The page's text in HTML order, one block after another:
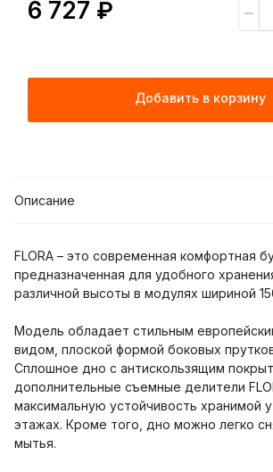
6 727 ₽
Добавить в корзину
Описание
FLORA – это современная комфортная
предназначенная для удобного
различной высоты в модулях шириной
Модель обладает стильным
видом, плоской формой боковых
Сплошное дно с антискользящим
дополнительные съемные делители
максимальную устойчивость хранимой
этажах. Кроме того, дно можно легко
мытья.